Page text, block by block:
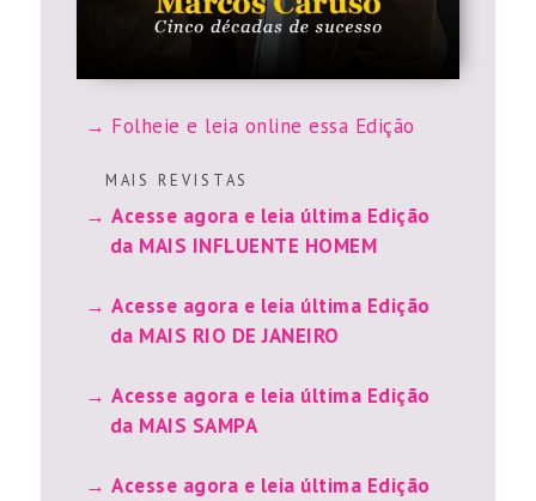
Folheie e leia online essa Edição
M A I S R E V I S T A S
Acesse agora e leia última Edição
da MAIS INFLUENTE HOMEM
Acesse agora e leia última Edição
da MAIS RIO DE JANEIRO
Acesse agora e leia última Edição
da MAIS SAMPA
Acesse agora e leia última Edição